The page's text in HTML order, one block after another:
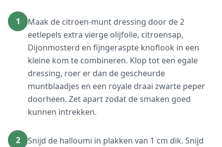
1
Maak de citroen-munt dressing door de 2
eetlepels extra vierge olijfolie, citroensap,
Dijonmosterd en fijngeraspte knoflook in een
kleine kom te combineren. Klop tot een egale
dressing, roer er dan de gescheurde
muntblaadjes en een royale draai zwarte peper
doorheen. Zet apart zodat de smaken goed
kunnen intrekken.
2
Snijd de halloumi in plakken van 1 cm dik. Snijd